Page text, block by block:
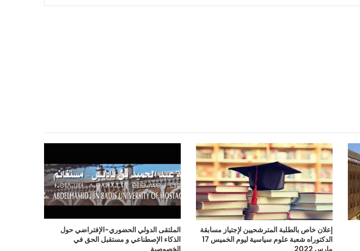
إعلان خاص بالطلبة المترشحيين لإجتياز مسابقة
الدكتوراه شعبة علوم سياسية ليوم الخميس 17
مارس 2022
الملتقى الدولي الحضوري-الإفتراضي حول
الذكاء الإصطناعي و مستقبل الحق في
الخصوصية